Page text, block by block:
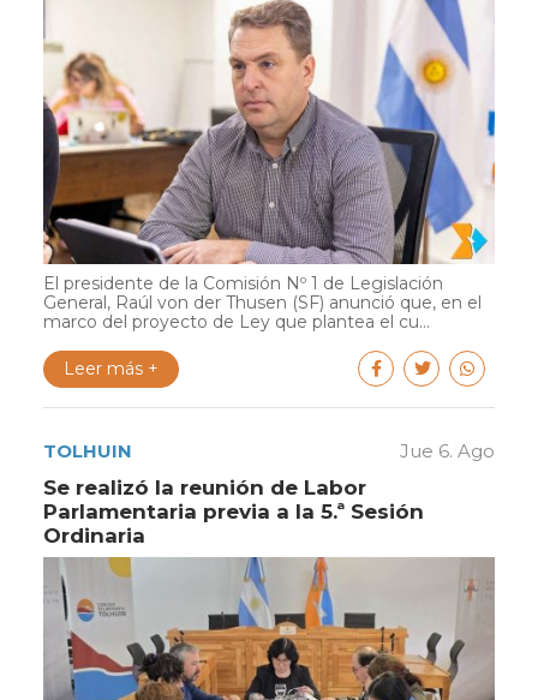
El presidente de la Comisión Nº 1 de Legislación
General, Raúl von der Thusen (SF) anunció que, en el
marco del proyecto de Ley que plantea el cu...
Leer más +
TOLHUIN Jue 6. Ago
Se realizó la reunión de Labor
Parlamentaria previa a la 5.ª Sesión
Ordinaria